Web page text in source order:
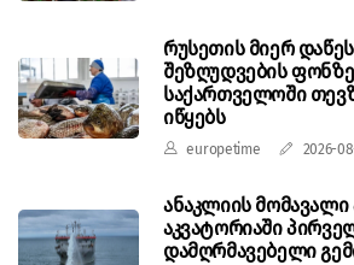
რუსეთის მიერ
შეზღუდვების
საქართველოში
იწყებს
europetime 2026-
ანაკლიის
აკვატორიაში
დამღრმავებელი